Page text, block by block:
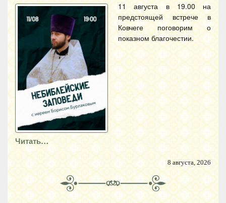
11 августа в 19.00 на
предстоящей встрече в
Ковчеге поговорим о
показном благочестии.
Читать…
8 августа, 2026